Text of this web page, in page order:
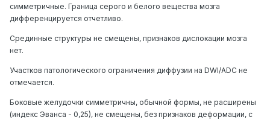
симметричные. Граница серого и белого вещества мозга
дифференцируется отчетливо.
Срединные структуры не смещены, признаков дислокации мозга
нет.
Участков патологического ограничения диффузии на DWI/ADC не
отмечается.
Боковые желудочки симметричны, обычной формы, не расширены
(индекс Эванса - 0,25), не смещены, без признаков деформации, с